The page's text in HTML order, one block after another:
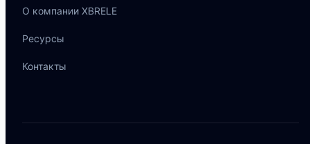
О компании XBRELE
Ресурсы
Контакты
Français